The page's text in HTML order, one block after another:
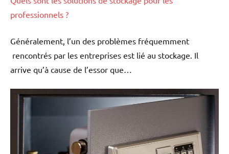
professionnels ?
Généralement, l’un des problèmes fréquemment
rencontrés par les entreprises est lié au stockage. Il
arrive qu’à cause de l’essor que…